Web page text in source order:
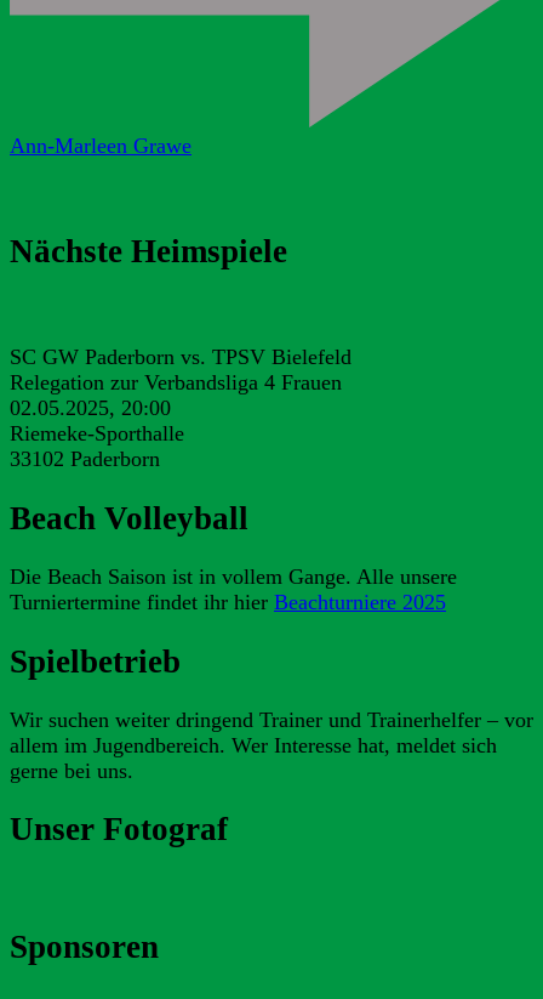
Ann-Marleen Grawe
Nächste Heimspiele
SC GW Paderborn vs. TPSV Bielefeld
Relegation zur Verbandsliga 4 Frauen
02.05.2025, 20:00
Riemeke-Sporthalle
33102 Paderborn
Beach Volleyball
Die Beach Saison ist in vollem Gange. Alle unsere
Turniertermine findet ihr hier Beachturniere 2025
Spielbetrieb
Wir suchen weiter dringend Trainer und Trainerhelfer – vor
allem im Jugendbereich. Wer Interesse hat, meldet sich
gerne bei uns.
Unser Fotograf
Sponsoren